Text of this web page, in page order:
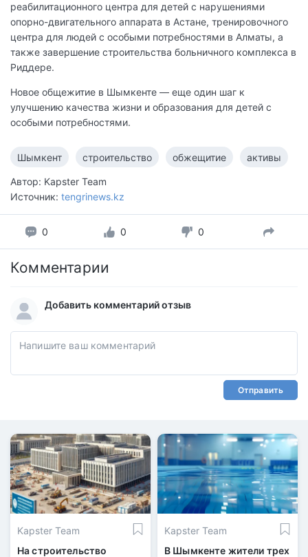
реабилитационного центра для детей с нарушениями
опорно-двигательного аппарата в Астане, тренировочного
центра для людей с особыми потребностями в Алматы, а
также завершение строительства больничного комплекса в
Риддере.
Новое общежитие в Шымкенте — еще один шаг к
улучшению качества жизни и образования для детей с
особыми потребностями.
Шымкент строительство обжещитие активы
Автор: Kapster Team
Источник: tengrinews.kz
0 0 0
Комментарии
Добавить комментарий отзыв
Отправить
Kapster Team
На строительство
Kapster Team
В Шымкенте жители трех